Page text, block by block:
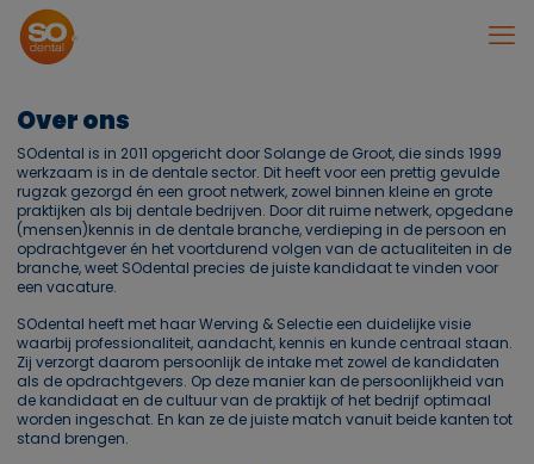
Over ons
SOdental is in 2011 opgericht door Solange de Groot, die sinds 1999
werkzaam is in de dentale sector. Dit heeft voor een prettig gevulde
rugzak gezorgd én een groot netwerk, zowel binnen kleine en grote
praktijken als bij dentale bedrijven. Door dit ruime netwerk, opgedane
(mensen)kennis in de dentale branche, verdieping in de persoon en
opdrachtgever én het voortdurend volgen van de actualiteiten in de
branche, weet SOdental precies de juiste kandidaat te vinden voor
een vacature.
SOdental heeft met haar Werving & Selectie een duidelijke visie
waarbij professionaliteit, aandacht, kennis en kunde centraal staan.
Zij verzorgt daarom persoonlijk de intake met zowel de kandidaten
als de opdrachtgevers. Op deze manier kan de persoonlijkheid van
de kandidaat en de cultuur van de praktijk of het bedrijf optimaal
worden ingeschat. En kan ze de juiste match vanuit beide kanten tot
stand brengen.